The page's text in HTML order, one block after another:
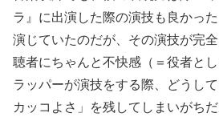
ラ』に出演した際の演技も良かった
演じていたのだが、その演技が完
聴者にちゃんと不快感（＝役者と
ラッパーが演技をする際、どうし
カッコよさ」を残してしまいがち